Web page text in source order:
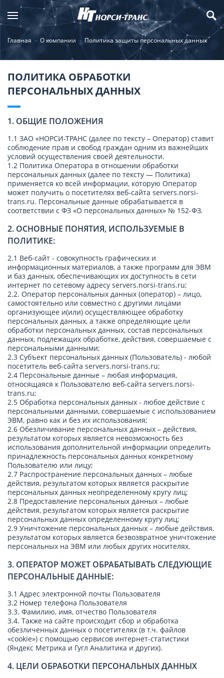
Главная О компании Политика защиты персональных данных
ПОЛИТИКА ОБРАБОТКИ
ПЕРСОНАЛЬНЫХ ДАННЫХ
1. ОБЩИЕ ПОЛОЖЕНИЯ
1.1 ЗАО «НОРСИ-ТРАНС (далее по тексту – Оператор) ставит
соблюдение прав и свобод граждан одним из важнейших
условий осуществления своей деятельности.
1.2 Политика Оператора в отношении обработки
персональных данных (далее по тексту — Политика)
применяется ко всей информации, которую Оператор
может получить о посетителях веб-сайта servers.norsi-
trans.ru. Персональные данные обрабатывается в
соответствии с ФЗ «О персональных данных» № 152-ФЗ.
2. ОСНОВНЫЕ ПОНЯТИЯ, ИСПОЛЬЗУЕМЫЕ В
ПОЛИТИКЕ:
2.1 Веб-сайт - совокупность графических и
информационных материалов, а также программ для ЭВМ
и баз данных, обеспечивающих их доступность в сети
интернет по сетевому адресу servers.norsi-trans.ru;
2.2. Оператор персональных данных (оператор) – лицо,
самостоятельно или совместно с другими лицами
организующее и(или) осуществляющее обработку
персональных данных, а также определяющие цели
обработки персональных данных, состав персональных
данных, подлежащих обработке, действия, совершаемые с
персональными данными;
2.3 Субъект персональных данных (Пользователь) - любой
посетитель веб-сайта servers.norsi-trans.ru;
2.4 Персональные данные – любая информация,
относящаяся к Пользователю веб-сайта servers.norsi-
trans.ru;
2.5 Обработка персональных данных - любое действие с
персональными данными, совершаемые с использованием
ЭВМ, равно как и без их использования;
2.6 Обезличивание персональных данных – действия,
результатом которых является невозможность без
использования дополнительной информации определить
принадлежность персональных данных конкретному
Пользователю или лицу;
2.7 Распространение персональных данных – любые
действия, результатом которых является раскрытие
персональных данных неопределенному кругу лиц;
2.8 Предоставление персональных данных – любые
действия, результатом которых является раскрытие
персональных данных определенному кругу лиц;
2.9 Уничтожение персональных данных – любые действия,
результатом которых является безвозвратное уничтожение
персональных на ЭВМ или любых других носителях.
3. ОПЕРАТОР МОЖЕТ ОБРАБАТЫВАТЬ СЛЕДУЮЩИЕ
ПЕРСОНАЛЬНЫЕ ДАННЫЕ:
3.1 Адрес электронной почты Пользователя
3.2 Номер телефона Пользователя
3.3. Фамилию, имя, отчество Пользователя
3.4. Также на сайте происходит сбор и обработка
обезличенных данных о посетителях (в т.ч. файлов
«cookie») с помощью сервисов интернет-статистики
(Яндекс Метрика и Гугл Аналитика и других).
4. ЦЕЛИ ОБРАБОТКИ ПЕРСОНАЛЬНЫХ ДАННЫХ